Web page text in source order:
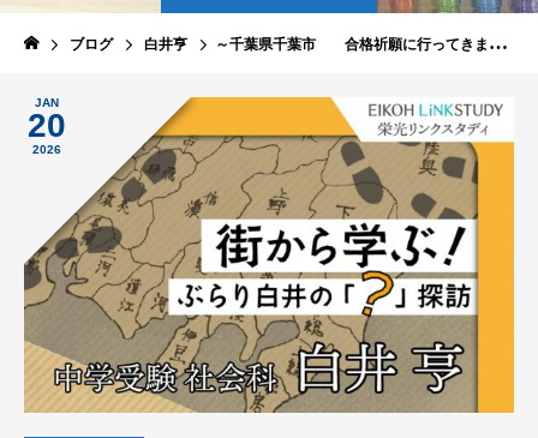
ブログ 白井亨 ～千葉県千葉市 合格祈願に行ってきました！編～
JAN
20
2026